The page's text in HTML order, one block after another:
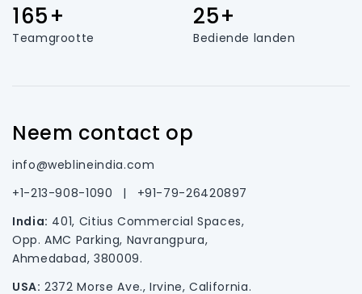
165+
Teamgrootte
25+
Bediende landen
Neem contact op
info@weblineindia.com
+1-213-908-1090
|
+91-79-26420897
India: 401, Citius Commercial Spaces,
Opp. AMC Parking, Navrangpura,
Ahmedabad, 380009.
USA: 2372 Morse Ave., Irvine, California.